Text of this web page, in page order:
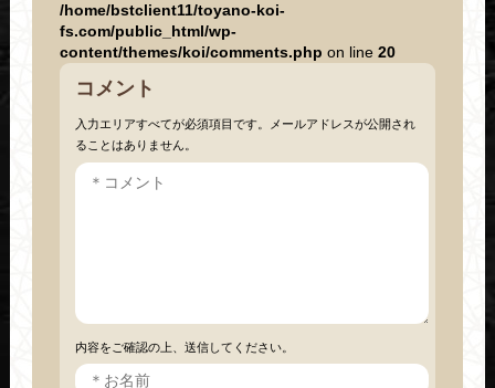
/home/bstclient11/toyano-koi-
fs.com/public_html/wp-
content/themes/koi/comments.php on line 20
コメント
入力エリアすべてが必須項目です。メールアドレスが公開され
ることはありません。
内容をご確認の上、送信してください。